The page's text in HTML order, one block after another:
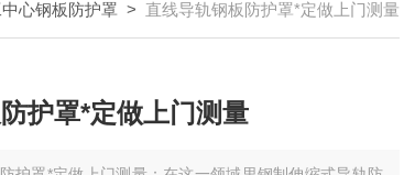
心钢板防护罩 > 直线导轨钢板防护罩*定做上门测量
护罩*定做上门测量